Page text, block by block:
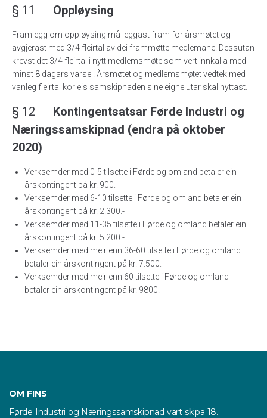
§ 11 Oppløysing
Framlegg om oppløysing må leggast fram for årsmøtet og
avgjerast med 3/4 fleirtal av dei frammøtte medlemane. Dessutan
krevst det 3/4 fleirtal i nytt medlemsmøte som vert innkalla med
minst 8 dagars varsel. Årsmøtet og medlemsmøtet vedtek med
vanleg fleirtal korleis samskipnaden sine eignelutar skal nyttast.
§ 12 Kontingentsatsar Førde Industri og
Næringssamskipnad (endra på oktober
2020)
Verksemder med 0-5 tilsette i Førde og omland betaler ein
årskontingent på kr. 900.-
Verksemder med 6-10 tilsette i Førde og omland betaler ein
årskontingent på kr. 2.300.-
Verksemder med 11-35 tilsette i Førde og omland betaler ein
årskontingent på kr. 5.200.-
Verksemder med meir enn 36-60 tilsette i Førde og omland
betaler ein årskontingent på kr. 7.500.-
Verksemder med meir enn 60 tilsette i Førde og omland
betaler ein årskontingent på kr. 9800.-
OM FINS
Førde Industri og Næringssamskipnad vart skipa 18.